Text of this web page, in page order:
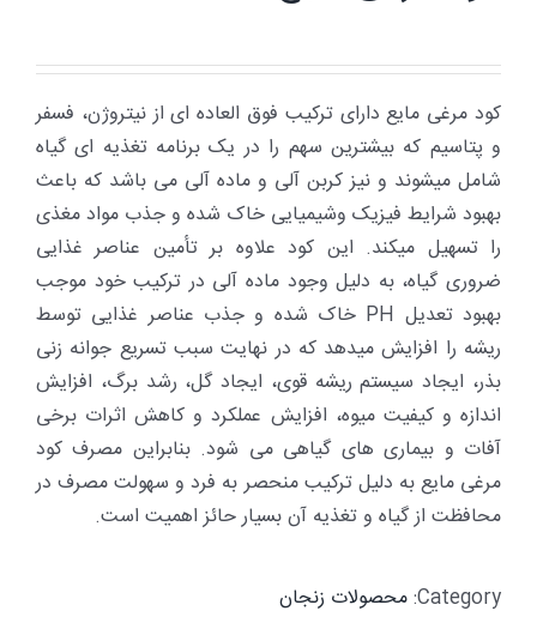
کود مرغی مایع دارای ترکیب فوق ­العاده ­ای از نیتروژن، فسفر
و پتاسیم که بیشترین سهم را در یک برنامه تغذیه­ ای گیاه
شامل می­شوند و نیز کربن آلی و ماده آلی می ­باشد که باعث
بهبود شرایط فیزیک وشیمیایی خاک شده و جذب مواد مغذی
را تسهیل می­کند. این کود علاوه بر تأمین عناصر غذایی
ضروری گیاه، به دلیل وجود ماده آلی در ترکیب خود موجب
بهبود تعدیل PH خاک شده و جذب عناصر غذایی توسط
ریشه را افزایش می­دهد که در نهایت سبب تسریع جوانه ­زنی
بذر، ایجاد سیستم ریشه قوی، ایجاد گل، رشد برگ، افزایش
اندازه و کیفیت میوه، افزایش عملکرد و کاهش اثرات برخی
آفات و بیماری­ های گیاهی می­ شود. بنابراین مصرف کود
مرغی مایع به دلیل ترکیب منحصر به فرد و سهولت مصرف در
محافظت از گیاه و تغذیه آن بسیار حائز اهمیت است.
Category: محصولات زنجان